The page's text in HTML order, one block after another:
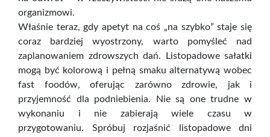
organizmowi.
Właśnie teraz, gdy apetyt na coś „na szybko” staje się
coraz bardziej wyostrzony, warto pomyśleć nad
zaplanowaniem zdrowszych dań. Listopadowe sałatki
mogą być kolorową i pełną smaku alternatywą wobec
fast foodów, oferując zarówno zdrowie, jak i
przyjemność dla podniebienia. Nie są one trudne w
wykonaniu i nie zabierają wiele czasu w
przygotowaniu. Spróbuj rozjaśnić listopadowe dni